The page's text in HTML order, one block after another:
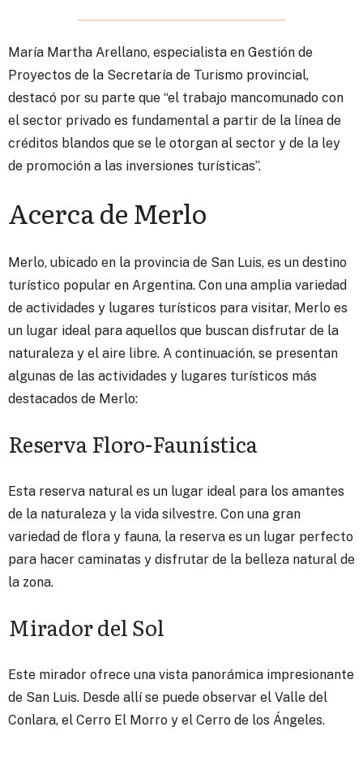
María Martha Arellano, especialista en Gestión de
Proyectos de la Secretaría de Turismo provincial,
destacó por su parte que “el trabajo mancomunado con
el sector privado es fundamental a partir de la línea de
créditos blandos que se le otorgan al sector y de la ley
de promoción a las inversiones turísticas”.
Acerca de Merlo
Merlo, ubicado en la provincia de San Luis, es un destino
turístico popular en Argentina. Con una amplia variedad
de actividades y lugares turísticos para visitar, Merlo es
un lugar ideal para aquellos que buscan disfrutar de la
naturaleza y el aire libre. A continuación, se presentan
algunas de las actividades y lugares turísticos más
destacados de Merlo:
Reserva Floro-Faunística
Esta reserva natural es un lugar ideal para los amantes
de la naturaleza y la vida silvestre. Con una gran
variedad de flora y fauna, la reserva es un lugar perfecto
para hacer caminatas y disfrutar de la belleza natural de
la zona.
Mirador del Sol
Este mirador ofrece una vista panorámica impresionante
de San Luis. Desde allí se puede observar el Valle del
Conlara, el Cerro El Morro y el Cerro de los Ángeles.